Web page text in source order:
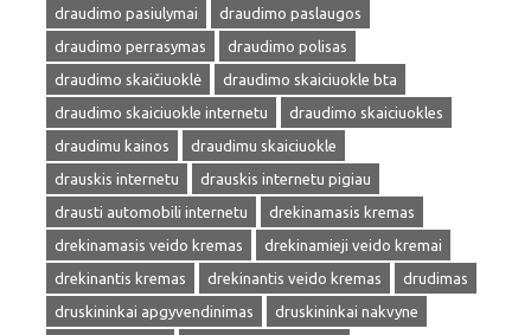
draudimo pasiulymai
draudimo paslaugos
draudimo perrasymas
draudimo polisas
draudimo skaičiuoklė
draudimo skaiciuokle bta
draudimo skaiciuokle internetu
draudimo skaiciuokles
draudimu kainos
draudimu skaiciuokle
drauskis internetu
drauskis internetu pigiau
drausti automobili internetu
drekinamasis kremas
drekinamasis veido kremas
drekinamieji veido kremai
drekinantis kremas
drekinantis veido kremas
drudimas
druskininkai apgyvendinimas
druskininkai nakvyne